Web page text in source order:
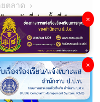
ตลาด
ญ สมัยที่ 4 ครั้งที่ 1
×
×